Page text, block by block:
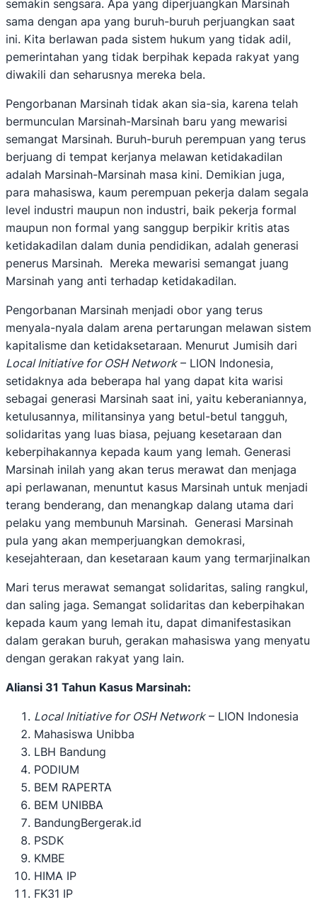
semakin sengsara. Apa yang diperjuangkan Marsinah
sama dengan apa yang buruh-buruh perjuangkan saat
ini. Kita berlawan pada sistem hukum yang tidak adil,
pemerintahan yang tidak berpihak kepada rakyat yang
diwakili dan seharusnya mereka bela.
Pengorbanan Marsinah tidak akan sia-sia, karena telah
bermunculan Marsinah-Marsinah baru yang mewarisi
semangat Marsinah. Buruh-buruh perempuan yang terus
berjuang di tempat kerjanya melawan ketidakadilan
adalah Marsinah-Marsinah masa kini. Demikian juga,
para mahasiswa, kaum perempuan pekerja dalam segala
level industri maupun non industri, baik pekerja formal
maupun non formal yang sanggup berpikir kritis atas
ketidakadilan dalam dunia pendidikan, adalah generasi
penerus Marsinah. Mereka mewarisi semangat juang
Marsinah yang anti terhadap ketidakadilan.
Pengorbanan Marsinah menjadi obor yang terus
menyala-nyala dalam arena pertarungan melawan sistem
kapitalisme dan ketidaksetaraan. Menurut Jumisih dari
Local Initiative for OSH Network– LION Indonesia,
setidaknya ada beberapa hal yang dapat kita warisi
sebagai generasi Marsinah saat ini, yaitu keberaniannya,
ketulusannya, militansinya yang betul-betul tangguh,
solidaritas yang luas biasa, pejuang kesetaraan dan
keberpihakannya kepada kaum yang lemah. Generasi
Marsinah inilah yang akan terus merawat dan menjaga
api perlawanan, menuntut kasus Marsinah untuk menjadi
terang benderang, dan menangkap dalang utama dari
pelaku yang membunuh Marsinah. Generasi Marsinah
pula yang akan memperjuangkan demokrasi,
kesejahteraan, dan kesetaraan kaum yang termarjinalkan
Mari terus merawat semangat solidaritas, saling rangkul,
dan saling jaga. Semangat solidaritas dan keberpihakan
kepada kaum yang lemah itu, dapat dimanifestasikan
dalam gerakan buruh, gerakan mahasiswa yang menyatu
dengan gerakan rakyat yang lain.
Aliansi 31 Tahun Kasus Marsinah:
Local Initiative for OSH Network– LION Indonesia
Mahasiswa Unibba
LBH Bandung
PODIUM
BEM RAPERTA
BEM UNIBBA
BandungBergerak.id
PSDK
KMBE
HIMA IP
FK31 IP